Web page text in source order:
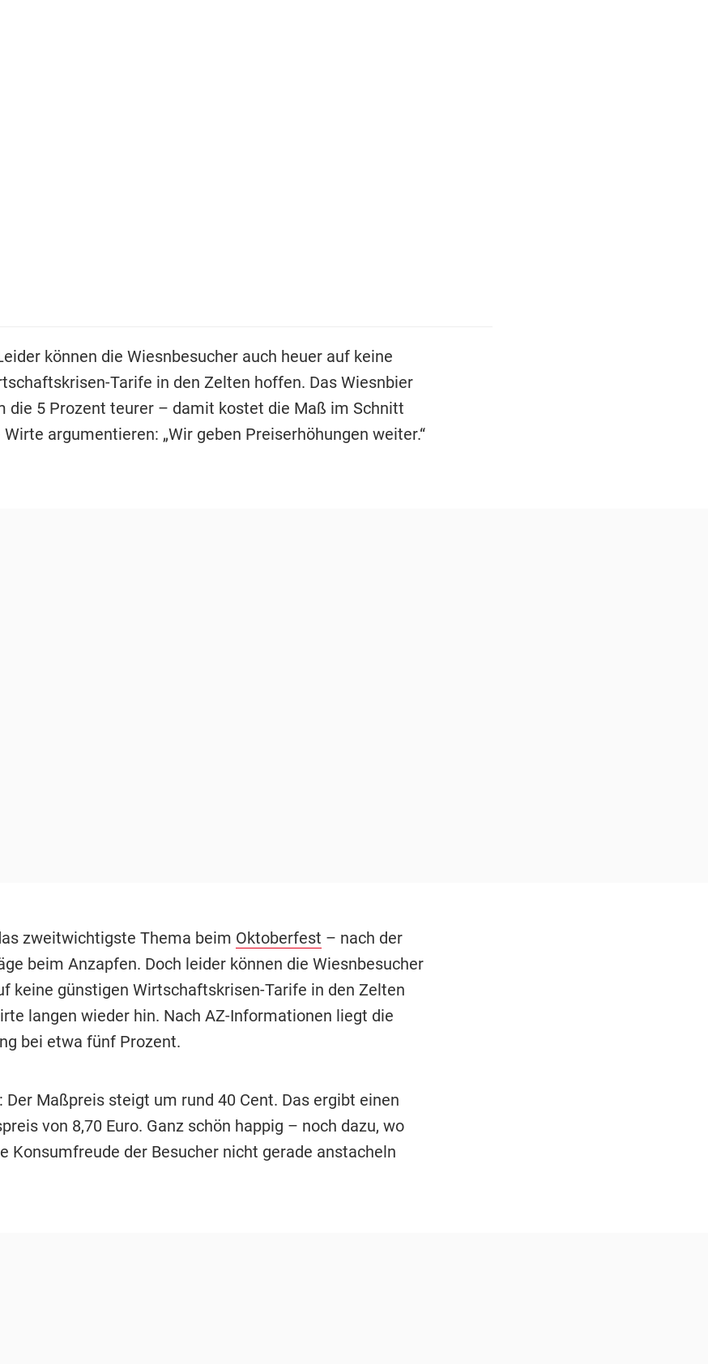
können die Wiesnbesucher auch heuer auf keine
Tarife in den Zelten hoffen. Das Wiesnbier
die 5 Prozent teurer – damit kostet die Maß im Schnitt
Wirte argumentieren: „Wir geben Preiserhöhungen weiter.“
zweitwichtigste Thema beim Oktoberfest – nach der
beim Anzapfen. Doch leider können die Wiesnbesucher
keine günstigen Wirtschaftskrisen-Tarife in den Zelten
langen wieder hin. Nach AZ-Informationen liegt die
bei etwa fünf Prozent.
Der Maßpreis steigt um rund 40 Cent. Das ergibt einen
von 8,70 Euro. Ganz schön happig – noch dazu, wo
Konsumfreude der Besucher nicht gerade anstacheln